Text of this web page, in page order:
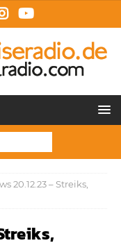
20.12.23 – Streiks,